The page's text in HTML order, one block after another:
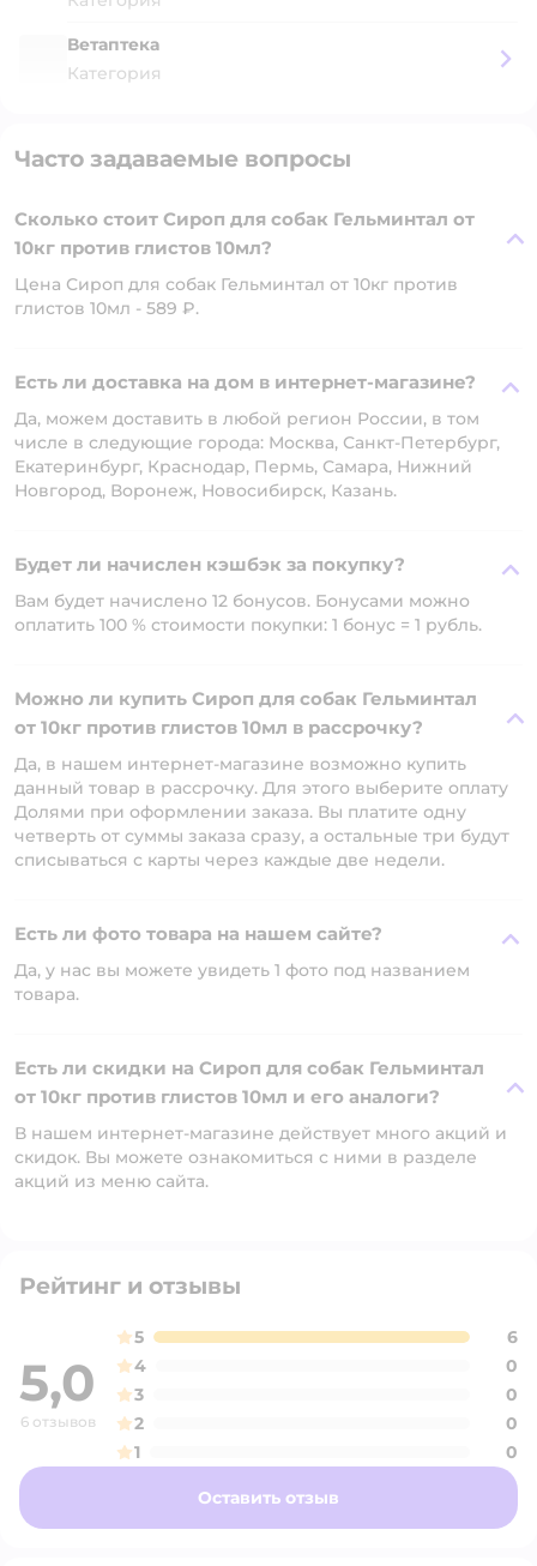
Ветаптека
Категория
Часто задаваемые вопросы
Сколько стоит Сироп для собак Гельминтал от
10кг против глистов 10мл?
Цена Сироп для собак Гельминтал от 10кг против
глистов 10мл - 589 ₽.
Есть ли доставка на дом в интернет-магазине?
Да, можем доставить в любой регион России, в том
числе в следующие города: Москва, Санкт-Петербург,
Екатеринбург, Краснодар, Пермь, Самара, Нижний
Новгород, Воронеж, Новосибирск, Казань.
Будет ли начислен кэшбэк за покупку?
Вам будет начислено 12 бонусов. Бонусами можно
оплатить 100 % стоимости покупки: 1 бонус = 1 рубль.
Можно ли купить Сироп для собак Гельминтал
от 10кг против глистов 10мл в рассрочку?
Да, в нашем интернет-магазине возможно купить
данный товар в рассрочку. Для этого выберите оплату
Долями при оформлении заказа. Вы платите одну
четверть от суммы заказа сразу, а остальные три будут
списываться с карты через каждые две недели.
Есть ли фото товара на нашем сайте?
Да, у нас вы можете увидеть 1 фото под названием
товара.
Есть ли скидки на Сироп для собак Гельминтал
от 10кг против глистов 10мл и его аналоги?
В нашем интернет-магазине действует много акций и
скидок. Вы можете ознакомиться с ними в разделе
акций из меню сайта.
Рейтинг и отзывы
5,0
6 отзывов
5
6
4
0
3
0
2
0
1
0
Оставить отзыв